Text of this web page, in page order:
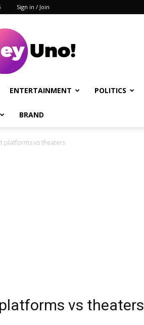
Sign in / Join
ENTERTAINMENT POLITICS
BRAND
platforms vs theaters
vs theaters